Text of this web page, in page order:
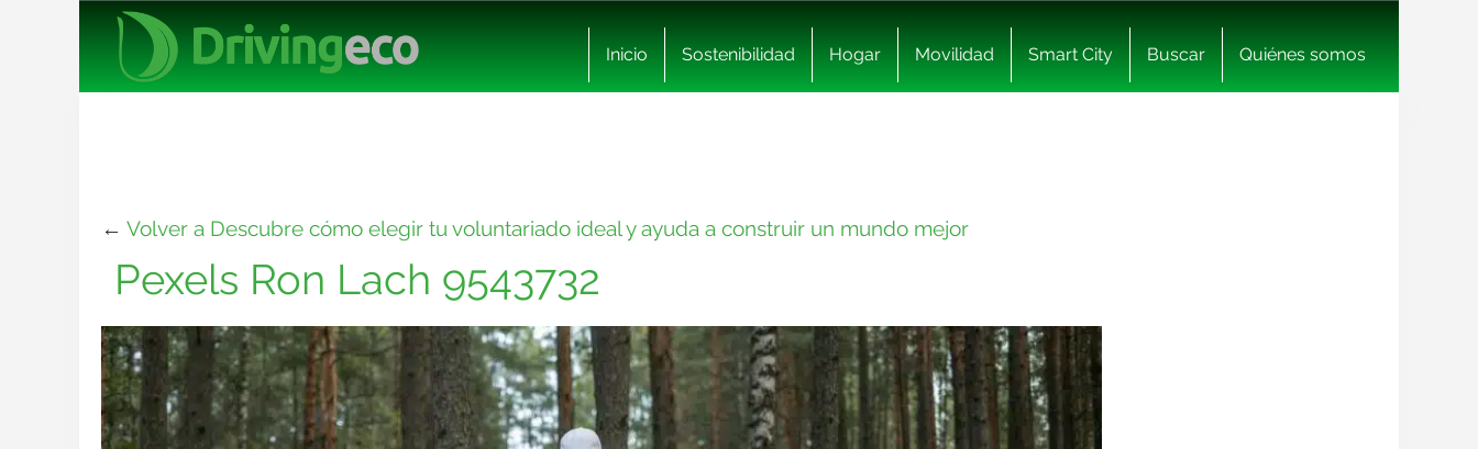
Inicio Sostenibilidad Hogar Movilidad Smart City Buscar Quiénes somos
← Volver a Descubre cómo elegir tu voluntariado ideal y ayuda a construir un mundo mejor
Pexels Ron Lach 9543732